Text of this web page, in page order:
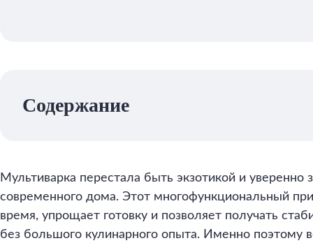
Содержание
Мультиварка перестала быть экзотикой и уверенно
современного дома. Этот многофункциональный
время, упрощает готовку и позволяет получать
без большого кулинарного опыта. Именно поэтому